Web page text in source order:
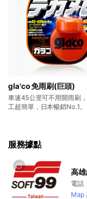
gla'co 免雨刷(巨頭)
車速45公里可不用開雨刷
工超簡單，日本暢銷No.1。
服務據點
高
電話
Map